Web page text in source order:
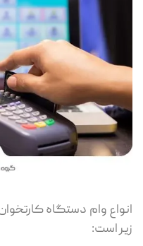
انواع وام دستگاه
زیر است: